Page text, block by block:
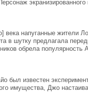
века напуганные жители
в шутку предлагала
обрела
был известен
имущества, Джо